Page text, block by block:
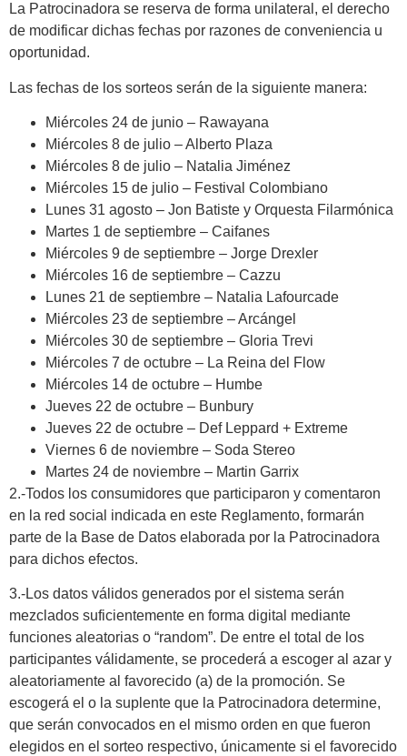
La Patrocinadora se reserva de forma unilateral, el derecho
de modificar dichas fechas por razones de conveniencia u
oportunidad.
Las fechas de los sorteos serán de la siguiente manera:
Miércoles 24 de junio – Rawayana
Miércoles 8 de julio – Alberto Plaza
Miércoles 8 de julio – Natalia Jiménez
Miércoles 15 de julio – Festival Colombiano
Lunes 31 agosto – Jon Batiste y Orquesta Filarmónica
Martes 1 de septiembre – Caifanes
Miércoles 9 de septiembre – Jorge Drexler
Miércoles 16 de septiembre – Cazzu
Lunes 21 de septiembre – Natalia Lafourcade
Miércoles 23 de septiembre – Arcángel
Miércoles 30 de septiembre – Gloria Trevi
Miércoles 7 de octubre – La Reina del Flow
Miércoles 14 de octubre – Humbe
Jueves 22 de octubre – Bunbury
Jueves 22 de octubre – Def Leppard + Extreme
Viernes 6 de noviembre – Soda Stereo
Martes 24 de noviembre – Martin Garrix
2.-Todos los consumidores que participaron y comentaron
en la red social indicada en este Reglamento, formarán
parte de la Base de Datos elaborada por la Patrocinadora
para dichos efectos.
3.-Los datos válidos generados por el sistema serán
mezclados suficientemente en forma digital mediante
funciones aleatorias o “random”. De entre el total de los
participantes válidamente, se procederá a escoger al azar y
aleatoriamente al favorecido (a) de la promoción. Se
escogerá el o la suplente que la Patrocinadora determine,
que serán convocados en el mismo orden en que fueron
elegidos en el sorteo respectivo, únicamente si el favorecido